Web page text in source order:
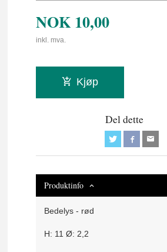
NOK 10,00
inkl. mva.
Kjøp
Del dette
Produktinfo
Bedelys - rød
H: 11 Ø: 2,2